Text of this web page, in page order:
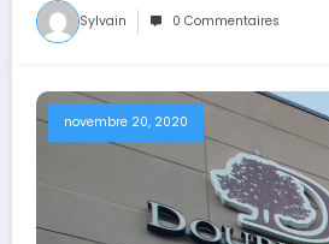
Sylvain 0 Commentaires
novembre 20, 2020